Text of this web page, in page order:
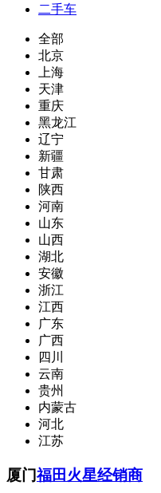
二手车
全部
北京
上海
天津
重庆
黑龙江
辽宁
新疆
甘肃
陕西
河南
山东
山西
湖北
安徽
浙江
江西
广东
广西
四川
云南
贵州
内蒙古
河北
江苏
厦门福田火星经销商